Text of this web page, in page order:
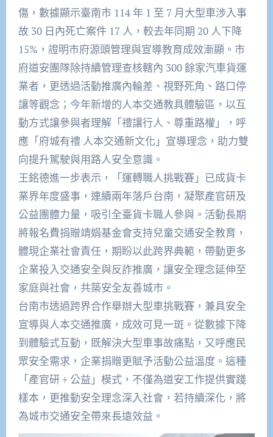
傷，數據顯示臺南市 114 年 1 至 7 月大型車涉入事
故 30 日內死亡案件 17 人，較去年同期 20 人下降
15%，證明市府源頭管理與宣導教育成效漸顯。市
府道安團隊除持續管理查核轄內 300 餘家汽車貨運
業者，更透過活動推廣內輪差、視野死角、路口停
讓等觀念；今年新增的人本交通教具體驗區，以互
動方式讓參與者理解「禮讓行人、尊重路權」，呼
應「府城有禮 人本交通新文化」宣導理念，助力雙
向提升駕駛與用路人安全意識。​
王銘德進一步表示，「運轉職人挑戰賽」已成貨卡
業界年度盛事，連續兩年落戶台南，凝聚產官研及
公益團體力量，吸引全臺貨卡職人參與。活動長期
將報名費捐贈靖娟基金會支持兒童交通安全教育，
體現企業社會責任，期盼以此跨界典範，帶動更多
企業投入交通安全與反詐推廣，讓安全理念延伸至
家庭與社會，共築安全友善城市。​
台南市透過跨界合作舉辦大型車挑戰賽，兼具安全
宣導與人本交通推廣，成效可見一斑。從數據下降
到體驗式互動，既解決大型車事故痛點，又呼應民
眾安全需求，企業捐贈更賦予活動公益溫度。這種
「產官研 + 公益」模式，不僅為道安工作提供實踐
樣本，更推動安全理念深入社會，若持續深化，將
為城市交通安全帶來長遠效益。